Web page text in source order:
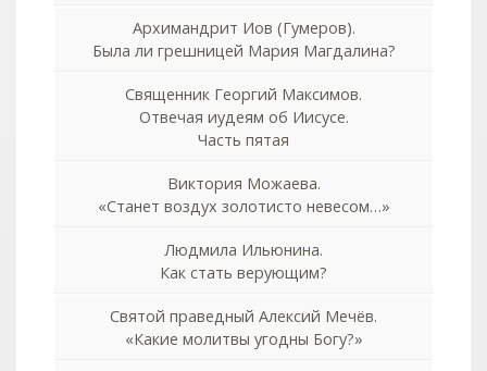
Архимандрит Иов (Гумеров).
Была ли грешницей Мария Магдалина?
Священник Георгий Максимов.
Отвечая иудеям об Иисусе.
Часть пятая
Виктория Можаева.
«Станет воздух золотисто невесом…»
Людмила Ильюнина.
Как стать верующим?
Святой праведный Алексий Мечёв.
«Какие молитвы угодны Богу?»